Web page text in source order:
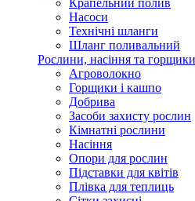
Крапельний полив
Насоси
Технічні шланги
Шланг поливальний
Рослини, насіння та горщики
Агроволокно
Горщики і кашпо
Добрива
Засоби захисту рослин
Кімнатні рослини
Насіння
Опори для рослин
Підставки для квітів
Плівка для теплиць